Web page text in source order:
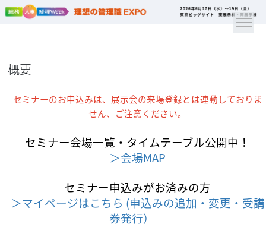
概要
セミナーのお申込みは、展示会の来場登録とは連動しておりま
せん、ご注意ください。
セミナー会場一覧・タイムテーブル公開中！
＞会場MAP
セミナー申込みがお済みの方
＞マイページはこちら (申込みの追加・変更・受講
券発行）